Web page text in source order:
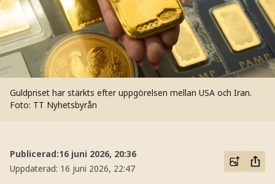
Guldpriset har stärkts efter uppgörelsen mellan USA och Iran.
Foto: TT Nyhetsbyrån
Publicerad:16 juni 2026, 20:36
Uppdaterad: 16 juni 2026, 22:47